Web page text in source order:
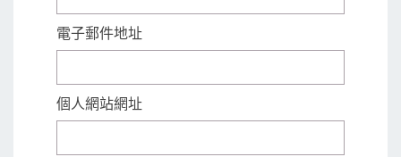
電子郵件地址
個人網站網址